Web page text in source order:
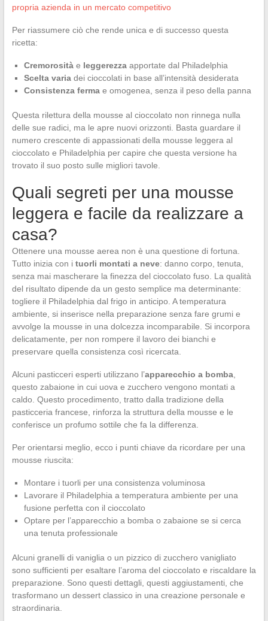
propria azienda in un mercato competitivo
Per riassumere ciò che rende unica e di successo questa
ricetta:
Cremorositàe leggerezzaapportate dal Philadelphia
Scelta variadei cioccolati in base all’intensità desiderata
Consistenza fermae omogenea, senza il peso della panna
Questa rilettura della mousse al cioccolato non rinnega nulla
delle sue radici, ma le apre nuovi orizzonti. Basta guardare il
numero crescente di appassionati della mousse leggera al
cioccolato e Philadelphia per capire che questa versione ha
trovato il suo posto sulle migliori tavole.
Quali segreti per una mousse
leggera e facile da realizzare a
casa?
Ottenere una mousse aerea non è una questione di fortuna.
Tutto inizia con i tuorli montati a neve: danno corpo, tenuta,
senza mai mascherare la finezza del cioccolato fuso. La qualità
del risultato dipende da un gesto semplice ma determinante:
togliere il Philadelphia dal frigo in anticipo. A temperatura
ambiente, si inserisce nella preparazione senza fare grumi e
avvolge la mousse in una dolcezza incomparabile. Si incorpora
delicatamente, per non rompere il lavoro dei bianchi e
preservare quella consistenza così ricercata.
Alcuni pasticceri esperti utilizzano l’apparecchio a bomba,
questo zabaione in cui uova e zucchero vengono montati a
caldo. Questo procedimento, tratto dalla tradizione della
pasticceria francese, rinforza la struttura della mousse e le
conferisce un profumo sottile che fa la differenza.
Per orientarsi meglio, ecco i punti chiave da ricordare per una
mousse riuscita:
Montare i tuorli per una consistenza voluminosa
Lavorare il Philadelphia a temperatura ambiente per una
fusione perfetta con il cioccolato
Optare per l’apparecchio a bomba o zabaione se si cerca
una tenuta professionale
Alcuni granelli di vaniglia o un pizzico di zucchero vanigliato
sono sufficienti per esaltare l’aroma del cioccolato e riscaldare la
preparazione. Sono questi dettagli, questi aggiustamenti, che
trasformano un dessert classico in una creazione personale e
straordinaria.